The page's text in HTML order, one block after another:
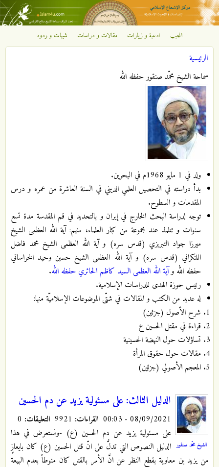
تجاوز إلى المحتوى الرئيسي
مركز
الإشعاع
الإسلامي
المجيب ادعية و زيارات مقالات و دراسات شبهات و ردود
أنت هنا
الرئيسية
سماحة الشيخ محمّد صنقور حفظه الله
ولد في 1 مايو 1968م في البحرين.
بدأ دراسته في التحصيل العلمي الديني في السنة العاشرة من عمره و درس
المقدمات و السطوح.
توجه لدراسة البحث الخارج في إيران و بالتحديد في قم المقدسة مدة تسع
سنوات و تتلمذ عند مجموعة من كبار العلماء، منهم: آية الله العظمى الشيخ
ميرزا جواد التبريزي (قدس سره) و آية الله العظمى الشيخ محمد فاضل
اللنكراني (قدس سره) و آية الله العظمى الشيخ حسين وحيد الخراساني
حفظه الله وآية الله العظمى السيد كاظم الحائري حفظه الله.
رئيس حوزة الهدى للدراسات الإسلامية.
له عديد من الكتب و المقالات في شتّى الموضوعات الإسلاميّة منها:
شرح الأصول (جزئين)
قراءة في مقتل الحسين ع
تساؤلات حول النهضة الحسينية
مقالات حول حقوق المرأة
المعجم الأصولي (جزئين)
الشيخ محمّد صنقور
الدليل الثالث: على مسئولية يزيد عن دم الحسين
08/09/2021 - 00:03 القراءات: التعليقات:
على مسئولية يزيد عن دم الحسين (ع) -ونستعرض في هذا
الدليل النصوص التي تدلُّ على انّ قتل الحسين (ع) كان بايعازٍ
من يزيد بن معاوية بقطع النظر عن انَّ الأمر بالقتل كان منوطاً بعدم البيعة